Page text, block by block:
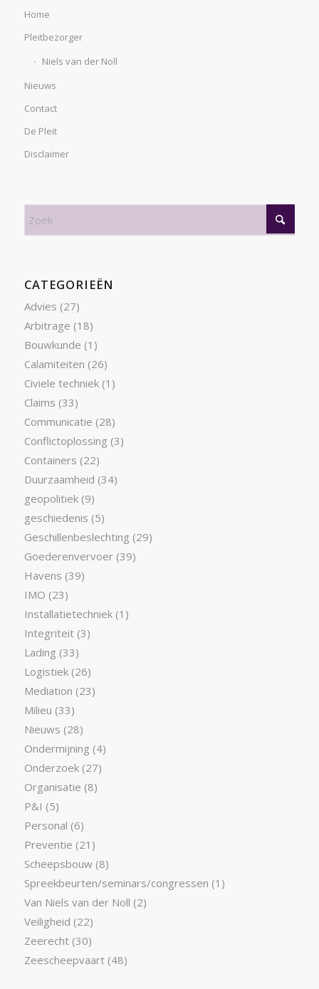
Home
Pleitbezorger
Niels van der Noll
Nieuws
Contact
De Pleit
Disclaimer
CATEGORIEËN
Advies (27)
Arbitrage (18)
Bouwkunde (1)
Calamiteiten (26)
Civiele techniek(1)
Claims (33)
Communicatie (28)
Conflictoplossing (3)
Containers (22)
Duurzaamheid (34)
geopolitiek(9)
geschiedenis (5)
Geschillenbeslechting (29)
Goederenvervoer(39)
Havens (39)
IMO (23)
Installatietechniek(1)
Integriteit(3)
Lading (33)
Logistiek(26)
Mediation (23)
Milieu (33)
Nieuws (28)
Ondermijning (4)
Onderzoek(27)
Organisatie (8)
P&I (5)
Personal (6)
Preventie (21)
Scheepsbouw(8)
Spreekbeurten/seminars/congressen (1)
Van Niels van der Noll (2)
Veiligheid (22)
Zeerecht(30)
Zeescheepvaart(48)